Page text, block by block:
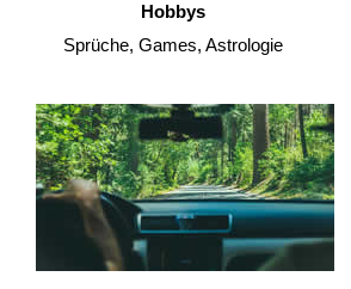
Hobbys
Sprüche, Games, Astrologie